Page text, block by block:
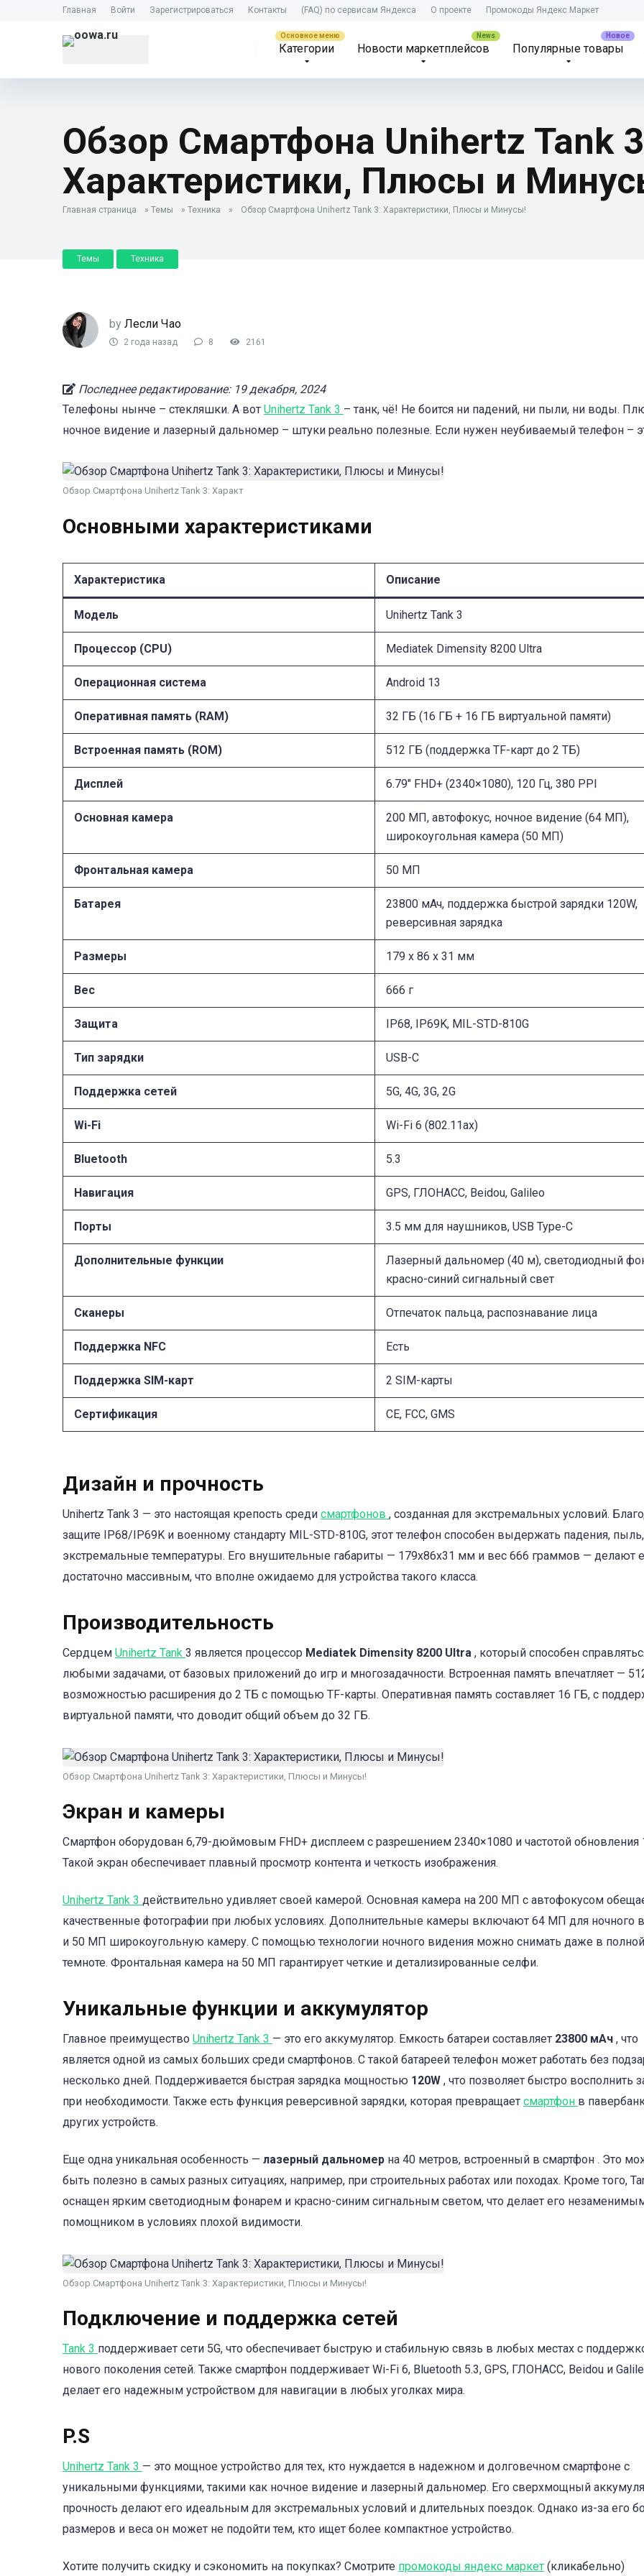
Главная Войти Зарегистрироваться Контакты (FAQ) по сервисам Яндекса О проекте Промокоды Яндекс Маркет
Категории Новости маркетплейсов Популярные товары
Обзор Смартфона Unihertz Tank
Характеристики, Плюсы и
Главная страница » Темы » Техника » Обзор Смартфона Unihertz Tank 3: Характеристики, Плюсы и Минусы!
Темы Техника
by Лесли Чао
2 года назад 8 2161
Последнее редактирование: 19 декабря, 2024
Телефоны нынче – стекляшки. А вот Unihertz Tank 3 – танк, чё! Не боится ни падений, ни пыли, ни воды.
ночное видение и лазерный дальномер – штуки реально полезные. Если нужен неубиваемый телефон –
Обзор Смартфона Unihertz Tank 3: Характ
Основными характеристиками
Характеристика Описание
Модель Unihertz Tank 3
Процессор (CPU) Mediatek Dimensity 8200 Ultra
Операционная система Android 13
Оперативная память (RAM) 32 ГБ (16 ГБ + 16 ГБ виртуальной памяти)
Встроенная память (ROM) 512 ГБ (поддержка TF-карт до 2 ТБ)
Дисплей 6.79″ FHD+ (2340×1080), 120 Гц, 380 PPI
Основная камера
200 МП, автофокус, ночное видение (64 МП),
широкоугольная камера (50 МП)
Фронтальная камера 50 МП
Батарея
23800 мАч, поддержка быстрой зарядки 120W,
реверсивная зарядка
Размеры 179 x 86 x 31 мм
Вес 666 г
Защита IP68, IP69K, MIL-STD-810G
Тип зарядки USB-C
Поддержка сетей 5G, 4G, 3G, 2G
Wi-Fi Wi-Fi 6 (802.11ax)
Bluetooth 5.3
Навигация GPS, ГЛОНАСС, Beidou, Galileo
Порты 3.5 мм для наушников, USB Type-C
Дополнительные функции
Лазерный дальномер (40 м), светодиодный
красно-синий сигнальный свет
Сканеры Отпечаток пальца, распознавание лица
Поддержка NFC Есть
Поддержка SIM-карт 2 SIM-карты
Сертификация CE, FCC, GMS
Дизайн и прочность
Unihertz Tank 3 — это настоящая крепость среди смартфонов , созданная для экстремальных условий.
защите IP68/IP69K и военному стандарту MIL-STD-810G, этот телефон способен выдержать падения,
экстремальные температуры. Его внушительные габариты — 179x86x31 мм и вес 666 граммов — делают
достаточно массивным, что вполне ожидаемо для устройства такого класса.
Производительность
Сердцем Unihertz Tank 3 является процессор Mediatek Dimensity 8200 Ultra , который способен
любыми задачами, от базовых приложений до игр и многозадачности. Встроенная память впечатляет —
возможностью расширения до 2 ТБ с помощью TF-карты. Оперативная память составляет 16 ГБ, с
виртуальной памяти, что доводит общий объем до 32 ГБ.
Обзор Смартфона Unihertz Tank 3: Характеристики, Плюсы и Минусы!
Экран и камеры
Смартфон оборудован 6,79-дюймовым FHD+ дисплеем с разрешением 2340×1080 и частотой обновления
Такой экран обеспечивает плавный просмотр контента и четкость изображения.
Unihertz Tank 3 действительно удивляет своей камерой. Основная камера на 200 МП с автофокусом
качественные фотографии при любых условиях. Дополнительные камеры включают 64 МП для ночного
и 50 МП широкоугольную камеру. С помощью технологии ночного видения можно снимать даже в полной
темноте. Фронтальная камера на 50 МП гарантирует четкие и детализированные селфи.
Уникальные функции и аккумулятор
Главное преимущество Unihertz Tank 3 — это его аккумулятор. Емкость батареи составляет 23800 мАч , что
является одной из самых больших среди смартфонов. С такой батареей телефон может работать без
несколько дней. Поддерживается быстрая зарядка мощностью 120W , что позволяет быстро восполнить
при необходимости. Также есть функция реверсивной зарядки, которая превращает смартфон в
других устройств.
Еще одна уникальная особенность — лазерный дальномер на 40 метров, встроенный в смартфон . Это
быть полезно в самых разных ситуациях, например, при строительных работах или походах. Кроме того,
оснащен ярким светодиодным фонарем и красно-синим сигнальным светом, что делает его
помощником в условиях плохой видимости.
Обзор Смартфона Unihertz Tank 3: Характеристики, Плюсы и Минусы!
Подключение и поддержка сетей
Tank 3 поддерживает сети 5G, что обеспечивает быструю и стабильную связь в любых местах с
нового поколения сетей. Также смартфон поддерживает Wi-Fi 6, Bluetooth 5.3, GPS, ГЛОНАСС, Beidou и
делает его надежным устройством для навигации в любых уголках мира.
P.S
Unihertz Tank 3 — это мощное устройство для тех, кто нуждается в надежном и долговечном смартфоне с
уникальными функциями, такими как ночное видение и лазерный дальномер. Его сверхмощный
прочность делают его идеальным для экстремальных условий и длительных поездок. Однако из-за его
размеров и веса он может не подойти тем, кто ищет более компактное устройство.
Хотите получить скидку и сэкономить на покупках? Смотрите промокоды яндекс маркет (кликабельно)